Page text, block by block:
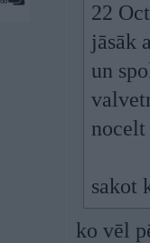
22
jāsāk
un
sakot
ko vēl